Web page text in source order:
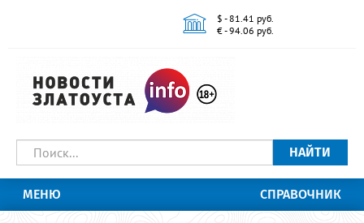
$ - 81.41 руб.
€ - 94.06 руб.
НАЙТИ
МЕНЮ СПРАВОЧНИК